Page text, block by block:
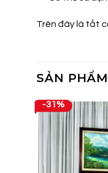
Trên đây là tất
SẢN
-31%